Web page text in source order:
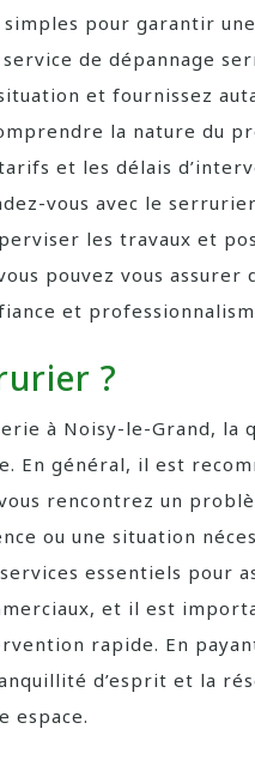
pour garantir
de dépannage
et fournissez
la nature du
et les délais
vous avec le
les travaux et
pouvez vous assurer
et
?
à Noisy-le-Grand, la
En général, il est
rencontrez un
ou une situation
essentiels pour
et il est
rapide. En
d’esprit et la
espace.